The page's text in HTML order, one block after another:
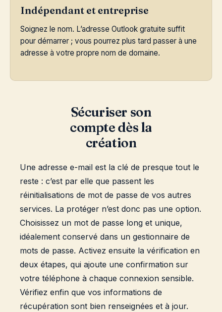
Indépendant et entreprise
Soignez le nom. L’adresse Outlook gratuite suffit
pour démarrer ; vous pourrez plus tard passer à une
adresse à votre propre nom de domaine.
Sécuriser son
compte dès la
création
Une adresse e-mail est la clé de presque tout le
reste : c’est par elle que passent les
réinitialisations de mot de passe de vos autres
services. La protéger n’est donc pas une option.
Choisissez un mot de passe long et unique,
idéalement conservé dans un gestionnaire de
mots de passe. Activez ensuite la vérification en
deux étapes, qui ajoute une confirmation sur
votre téléphone à chaque connexion sensible.
Vérifiez enfin que vos informations de
récupération sont bien renseignées et à jour.